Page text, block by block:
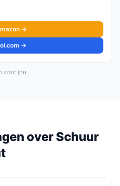
→
→
voor jou.
overSchuur